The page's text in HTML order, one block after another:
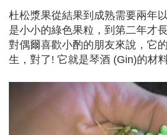
杜松漿果從結果到成熟需要兩年
是小小的綠色果粒，到第二年才
對偶爾喜歡小酌的朋友來說，它
生，對了! 它就是琴酒 (Gin)的材